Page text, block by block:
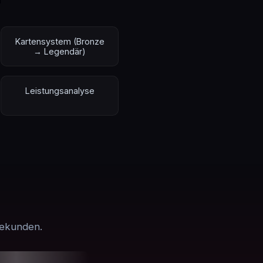
Kartensystem (Bronze
→ Legendär)
Leistungsanalyse